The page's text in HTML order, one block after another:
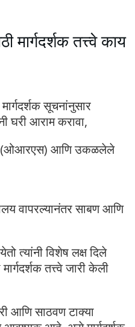
मार्गदर्शक तत्त्वे काय
सूचनांनुसार
घरी आराम करावा,
(ओआरएस) आणि उकळलेले
वापरल्यानंतर साबण आणि
त्यांनी विशेष लक्ष दिले
तत्त्वे जारी केली
आणि साठवण टाक्या